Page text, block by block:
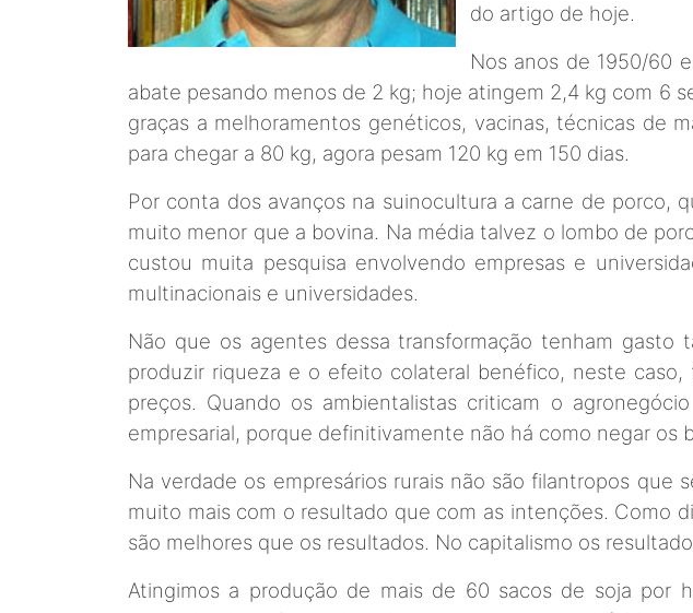
do artigo de hoje.
Nos anos de 1950/60
abate pesando menos de 2 kg; hoje atingem 2,4 kg com 6
graças a melhoramentos genéticos, vacinas, técnicas de
para chegar a 80 kg, agora pesam 120 kg em 150 dias.
Por conta dos avanços na suinocultura a carne de porco,
muito menor que a bovina. Na média talvez o lombo de
custou muita pesquisa envolvendo empresas e
multinacionais e universidades.
Não que os agentes dessa transformação tenham
produzir riqueza e o efeito colateral benéfico, neste
preços. Quando os ambientalistas criticam o
empresarial, porque definitivamente não há como negar os
Na verdade os empresários rurais não são filantropos que
muito mais com o resultado que com as intenções. Como
são melhores que os resultados. No capitalismo os
Atingimos a produção de mais de 60 sacos de soja por